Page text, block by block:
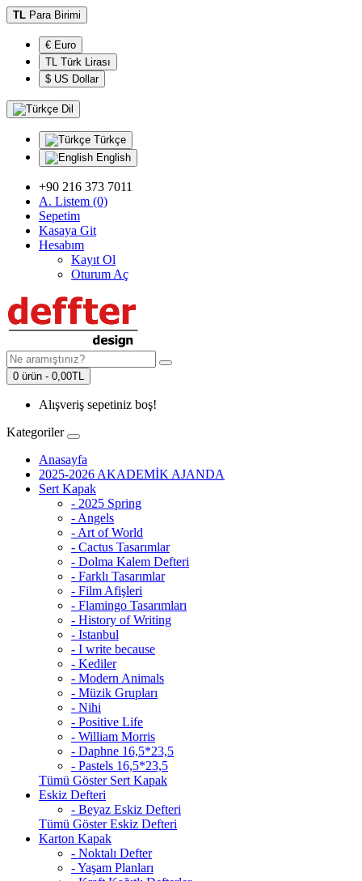
TL Para Birimi
€ Euro
TL Türk Lirası
$ US Dollar
Dil
Türkçe
English
+90 216 373 7011
A. Listem (0)
Sepetim
Kasaya Git
Hesabım
Kayıt Ol
Oturum Aç
0 ürün - 0,00TL
Alışveriş sepetiniz boş!
Kategoriler
Anasayfa
2025-2026 AKADEMİK AJANDA
Sert Kapak
- 2025 Spring
- Angels
- Art of World
- Cactus Tasarımlar
- Dolma Kalem Defteri
- Farklı Tasarımlar
- Film Afişleri
- Flamingo Tasarımları
- History of Writing
- Istanbul
- I write because
- Kediler
- Modern Animals
- Müzik Grupları
- Nihi
- Positive Life
- William Morris
- Daphne 16,5*23,5
- Pastels 16,5*23,5
Tümü Göster Sert Kapak
Eskiz Defteri
- Beyaz Eskiz Defteri
Tümü Göster Eskiz Defteri
Karton Kapak
- Noktalı Defter
- Yaşam Planları